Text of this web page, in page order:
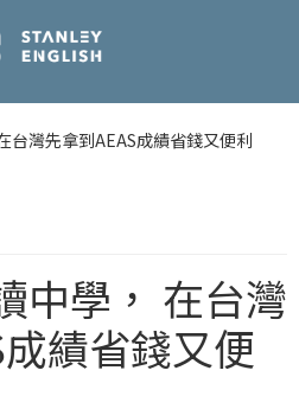
台灣先拿到AEAS成績省錢又便利
中學， 在台灣
績省錢又便